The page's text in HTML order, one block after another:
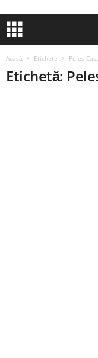
Acasă Etichete Peles
Etichetă: